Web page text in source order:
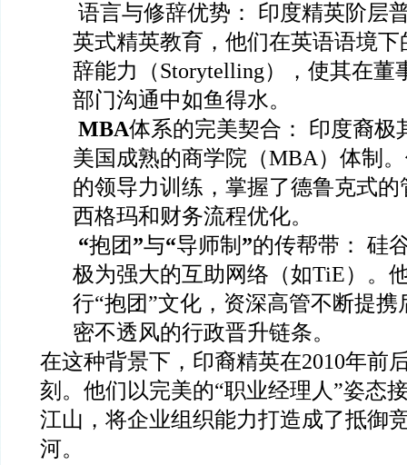
语言与修辞优势： 印度精英阶层
英式精英教育，他们在英语语境
辞能力（Storytelling），使其在董
部门沟通中如鱼得水。
MBA体系的完美契合： 印度裔极
美国成熟的商学院（MBA）体制
的领导力训练，掌握了德鲁克式
西格玛和财务流程优化。
“抱团”与“导师制 ”的传帮带： 硅
极为强大的互助网络（如TiE）。
行“抱团”文化，资深高管不断提
密不透风的行政晋升链条。
在这种背景下，印裔精英在2010年前
刻。他们以完美的“职业经理人”姿态
江山，将企业组织能力打造成了抵御
河。